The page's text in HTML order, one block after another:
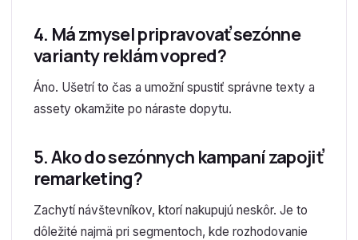
4. Má zmysel pripravovať sezónne
varianty reklám vopred?
Áno. Ušetrí to čas a umožní spustiť správne texty a
assety okamžite po náraste dopytu.
5. Ako do sezónnych kampaní zapojiť
remarketing?
Zachytí návštevníkov, ktorí nakupujú neskôr. Je to
dôležité najmä pri segmentoch, kde rozhodovanie